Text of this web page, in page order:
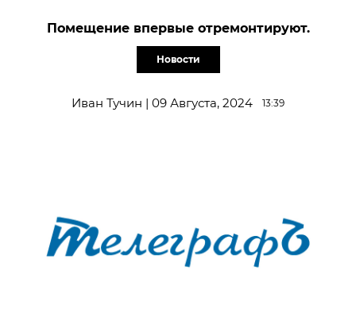
Помещение впервые отремонтируют.
Новости
Иван Тучин | 09 Августа, 2024 13:39